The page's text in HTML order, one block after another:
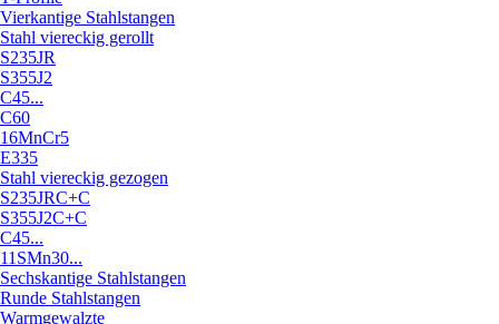
Vierkantige Stahlstangen
Stahl viereckig gerollt
S235JR
S355J2
C45...
C60
16MnCr5
E335
Stahl viereckig gezogen
S235JRC+C
S355J2C+C
C45...
11SMn30...
Sechskantige Stahlstangen
Runde Stahlstangen
Warmgewalzte